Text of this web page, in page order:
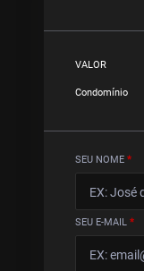
VALOR
Condomínio
SEU NOME *
SEU E-MAIL *